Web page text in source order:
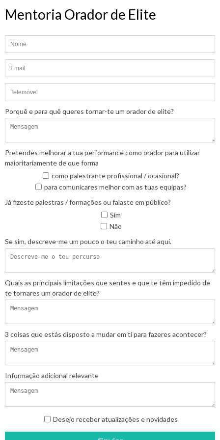
Mentoria Orador de Elite
Porquê e para quê queres tornar-te um orador de elite?
Pretendes melhorar a tua performance como orador para utilizar
maioritariamente de que forma
como palestrante profissional / ocasional?
para comunicares melhor com as tuas equipas?
Já fizeste palestras / formações ou falaste em público?
Sim
Não
Se sim, descreve-me um pouco o teu caminho até aqui.
Quais as principais limitações que sentes e que te têm impedido de
te tornares um orador de elite?
3 coisas que estás disposto a mudar em ti para fazeres acontecer?
Informação adicional relevante
Desejo receber atualizações e novidades